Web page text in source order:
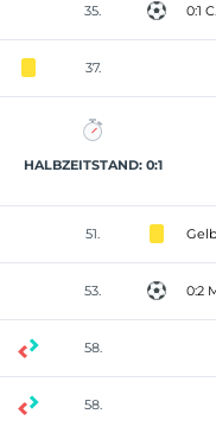
35. 0:1
37.
HALBZEITSTAND: 0:1
51.
53. 0:2
58.
58.